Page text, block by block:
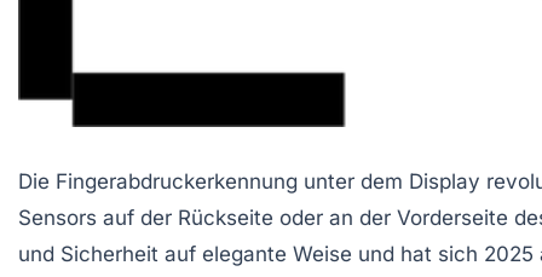
Die Fingerabdruckerkennung unter dem Display
Sensors auf der Rückseite oder an der Vorderseite
und Sicherheit auf elegante Weise und hat sich